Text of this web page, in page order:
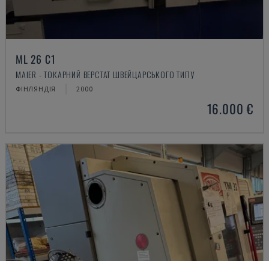
ML 26 C1
MAIER - ТОКАРНИЙ ВЕРСТАТ ШВЕЙЦАРСЬКОГО ТИПУ
ФІНЛЯНДІЯ 2000
16.000 €